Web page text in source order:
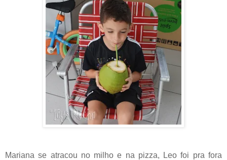
Mariana se atracou no milho e na pizza, Leo foi pra fora